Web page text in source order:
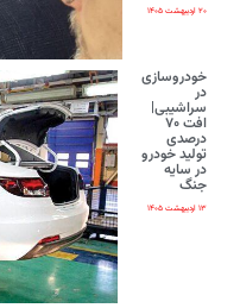
۲۰ اردیبهشت ۱۴۰۵
خودروسازی
در
سراشیبی|
افت ۷۰
درصدی
تولید خودرو
در سایه
جنگ
۱۳ اردیبهشت ۱۴۰۵